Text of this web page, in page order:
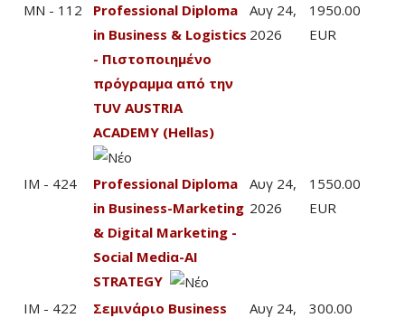
MN - 112
Professional Diploma
in Business & Logistics
- Πιστοποιημένο
πρόγραμμα από την
TUV AUSTRIA
ACADEMY (Hellas)
Αυγ 24,
2026
1950.00
EUR
IM - 424
Professional Diploma
in Business-Marketing
& Digital Marketing -
Social Mediα-AI
STRATEGY
Αυγ 24,
2026
1550.00
EUR
IM - 422
Σεμινάριο Business
Αυγ 24,
300.00